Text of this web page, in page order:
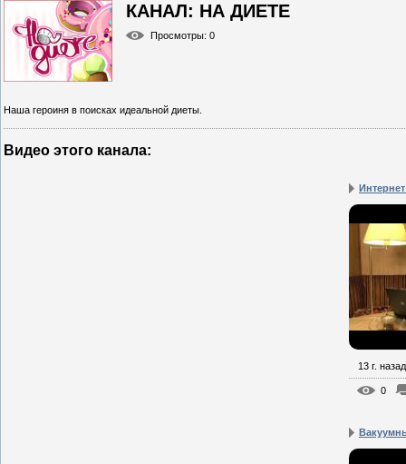
КАНАЛ: НА ДИЕТЕ
Просмотры: 0
Наша героиня в поисках идеальной диеты.
Видео этого канала:
13 г. назад
0